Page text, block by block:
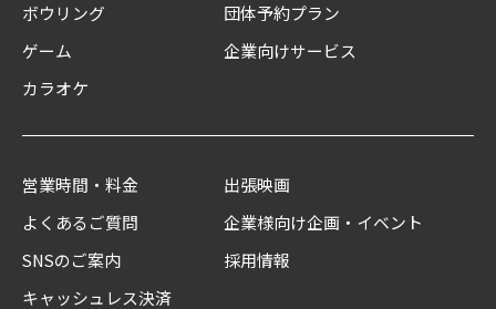
ボウリング
ゲーム
カラオケ
団体予約プラン
企業向けサービス
営業時間・料金
よくあるご質問
SNSのご案内
キャッシュレス決済
出張映画
企業様向け企画・イベント
採用情報